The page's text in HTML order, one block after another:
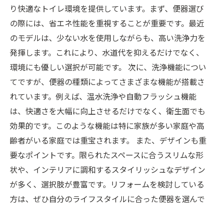
り快適なトイレ環境を提供しています。まず、便器選び
の際には、省エネ性能を重視することが重要です。最近
のモデルは、少ない水を使用しながらも、高い洗浄力を
発揮します。これにより、水道代を抑えるだけでなく、
環境にも優しい選択が可能です。 次に、洗浄機能につい
てですが、便器の種類によってさまざまな機能が搭載さ
れています。例えば、温水洗浄や自動フラッシュ機能
は、快適さを大幅に向上させるだけでなく、衛生面でも
効果的です。このような機能は特に家族が多い家庭や高
齢者がいる家庭では重宝されます。 また、デザインも重
要なポイントです。限られたスペースに合うスリムな形
状や、インテリアに調和するスタイリッシュなデザイン
が多く、選択肢が豊富です。リフォームを検討している
方は、ぜひ自分のライフスタイルに合った便器を選んで